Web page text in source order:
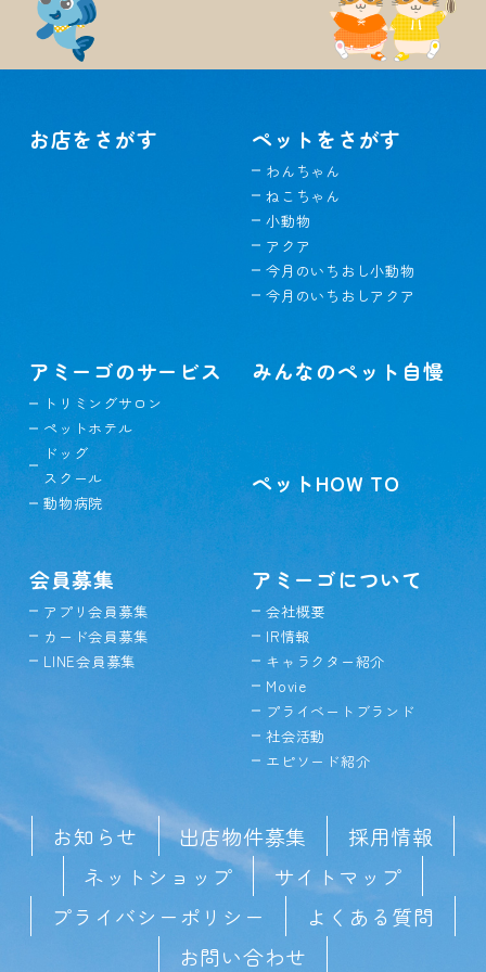
お店をさがす ペットをさがす
わんちゃん
ねこちゃん
小動物
アクア
今月のいちおし小動物
今月のいちおしアクア
アミーゴのサービス
トリミングサロン
ペットホテル
ドッグ
スクール
動物病院
みんなのペット自慢
ペットHOW TO
会員募集
アプリ会員募集
カード会員募集
LINE会員募集
アミーゴについて
会社概要
IR情報
キャラクター紹介
Movie
プライベートブランド
社会活動
エピソード紹介
お知らせ 出店物件募集
採用情報
ネットショップ
サイトマップ
プライバシーポリシー
よくある質問
お問い合わせ